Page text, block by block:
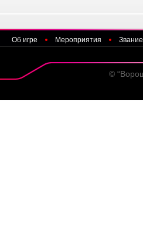
Об игре Мероприятия
©